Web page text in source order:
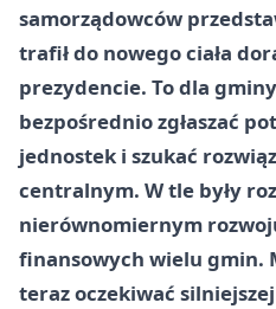
samorządowców
trafił do nowego ciała
prezydencie. To dla
bezpośrednio zgłaszać
jednostek i szukać
centralnym. W tle były
nierównomiernym
finansowych wielu gmin.
teraz oczekiwać